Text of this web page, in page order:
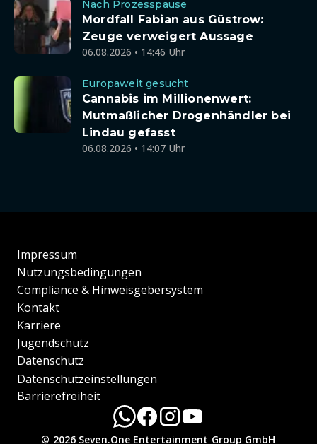
Nach Prozesspause
Mordfall Fabian aus Güstrow:
Zeuge verweigert Aussage
06.08.2026 • 14:46 Uhr
Europaweit gesucht
Cannabis im Millionenwert:
Mutmaßlicher Drogenhändler bei
Lindau gefasst
06.08.2026 • 14:07 Uhr
Impressum
Nutzungsbedingungen
Compliance & Hinweisgebersystem
Kontakt
Karriere
Jugendschutz
Datenschutz
Datenschutzeinstellungen
Barrierefreiheit
© 2026 Seven.One Entertainment Group GmbH